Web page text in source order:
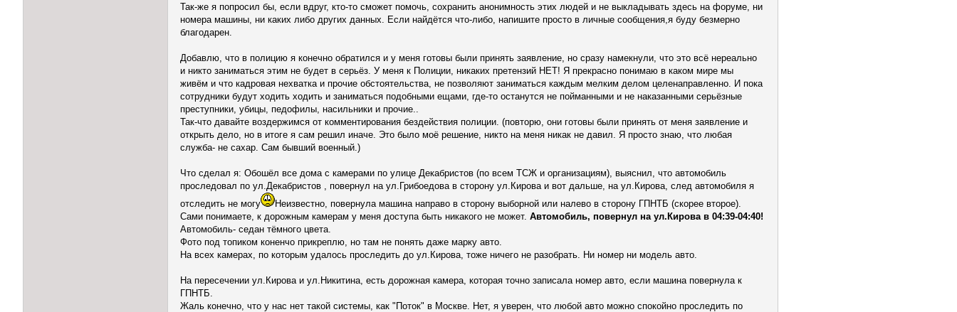
Так-же я попросил бы, если вдруг, кто-то сможет помочь, сохранить анонимность этих людей и не выкладывать здесь на форуме, ни
номера машины, ни каких либо других данных. Если найдётся что-либо, напишите просто в личные сообщения,я буду безмерно
благодарен.
Добавлю, что в полицию я конечно обратился и у меня готовы были принять заявление, но сразу намекнули, что это всё нереально
и никто заниматься этим не будет в серьёз. У меня к Полиции, никаких претензий НЕТ! Я прекрасно понимаю в каком мире мы
живём и что кадровая нехватка и прочие обстоятельства, не позволяют заниматься каждым мелким делом целенаправленно. И пока
сотрудники будут ходить ходить и заниматься подобными ещами, где-то останутся не пойманными и не наказанными серьёзные
преступники, убицы, педофилы, насильники и прочие..
Так-что давайте воздержимся от комментирования бездействия полиции. (повторю, они готовы были принять от меня заявление и
открыть дело, но в итоге я сам решил иначе. Это было моё решение, никто на меня никак не давил. Я просто знаю, что любая
служба- не сахар. Сам бывший военный.)
Что сделал я: Обошёл все дома с камерами по улице Декабристов (по всем ТСЖ и организациям), выяснил, что автомобиль
проследовал по ул.Декабристов , повернул на ул.Грибоедова в сторону ул.Кирова и вот дальше, на ул.Кирова, след автомобиля я
отследить не могу
Неизвестно, повернула машина направо в сторону выборной или налево в сторону ГПНТБ (скорее второе).
Сами понимаете, к дорожным камерам у меня доступа быть никакого не может. Автомобиль, повернул на ул.Кирова в 04:39-04:40!
Автомобиль- седан тёмного цвета.
Фото под топиком коненчо прикреплю, но там не понять даже марку авто.
На всех камерах, по которым удалось проследить до ул.Кирова, тоже ничего не разобрать. Ни номер ни модель авто.
На пересечении ул.Кирова и ул.Никитина, есть дорожная камера, которая точно записала номер авто, если машина повернула к
ГПНТБ.
Жаль конечно, что у нас нет такой системы, как "Поток" в Москве. Нет, я уверен, что любой авто можно спокойно проследить по